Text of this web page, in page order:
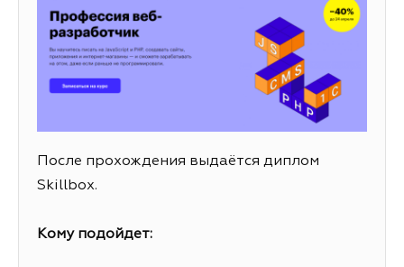
После прохождения выдаётся диплом
Skillbox.
Кому подойдет: